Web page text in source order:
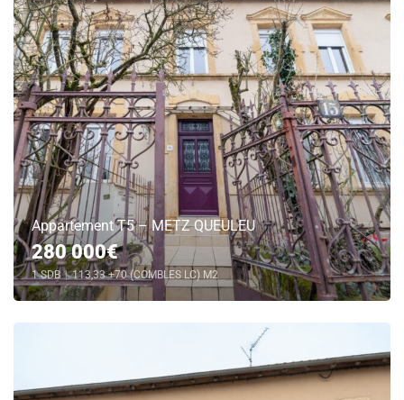
Appartement T5 – METZ QUEULEU
280 000€
1 SDB | 113,33 +70 (COMBLES LC) M2